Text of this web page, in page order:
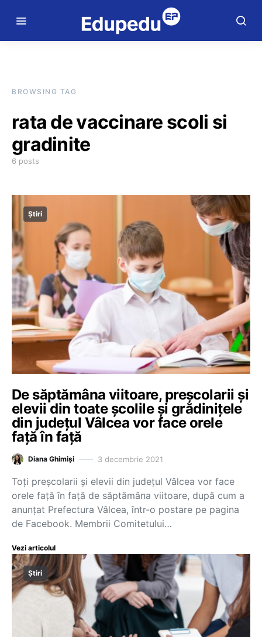
BROWSING TAG
rata de vaccinare scoli si
gradinite
6 posts
Știri
De săptămâna viitoare, preșcolarii și
elevii din toate școlile și grădinițele
din județul Vâlcea vor face orele
față în față
Diana Ghimiși 3 decembrie 2021
Toți preșcolarii și elevii din județul Vâlcea vor face
orele față în față de săptămâna viitoare, după cum a
anunțat Prefectura Vâlcea, într-o postare pe pagina
de Facebook. Membrii Comitetului…
Vezi articolul
Știri